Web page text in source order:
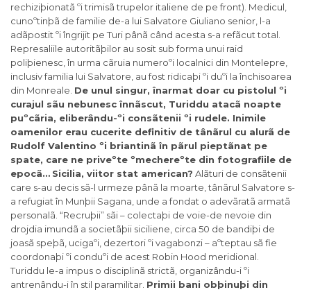
rechiziþionatã ºi trimisã trupelor italiene de pe front). Medicul,
cunoºtinþã de familie de-a lui Salvatore Giuliano senior, l-a
adãpostit ºi îngrijit pe Turi pânã când acesta s-a refãcut total.
Represaliile autoritãþilor au sosit sub forma unui raid
poliþienesc, în urma cãruia numeroºi localnici din Montelepre,
inclusiv familia lui Salvatore, au fost ridicaþi ºi duºi la închisoarea
din Monreale. De unul singur, înarmat doar cu pistolul ºi
curajul sãu nebunesc înnãscut, Turiddu atacã noapte
puºcãria, eliberându-ºi consãtenii ºi rudele. Inimile
oamenilor erau cucerite definitiv de tânãrul cu alurã de
Rudolf Valentino ºi briantinã în pãrul pieptãnat pe
spate, care ne priveºte ºmechereºte din fotografiile de
epocã… Sicilia, viitor stat american? Alãturi de consãtenii
care s-au decis sã-l urmeze pânã la moarte, tânãrul Salvatore s-
a refugiat în Munþii Sagana, unde a fondat o adevãratã armatã
personalã. “Recruþii” sãi – colectaþi de voie-de nevoie din
drojdia imundã a societãþii siciliene, circa 50 de bandiþi de
joasã speþã, ucigaºi, dezertori ºi vagabonzi – aºteptau sã fie
coordonaþi ºi conduºi de acest Robin Hood meridional.
Turiddu le-a impus o disciplinã strictã, organizându-i ºi
antrenându-i în stil paramilitar. Primii bani obþinuþi din